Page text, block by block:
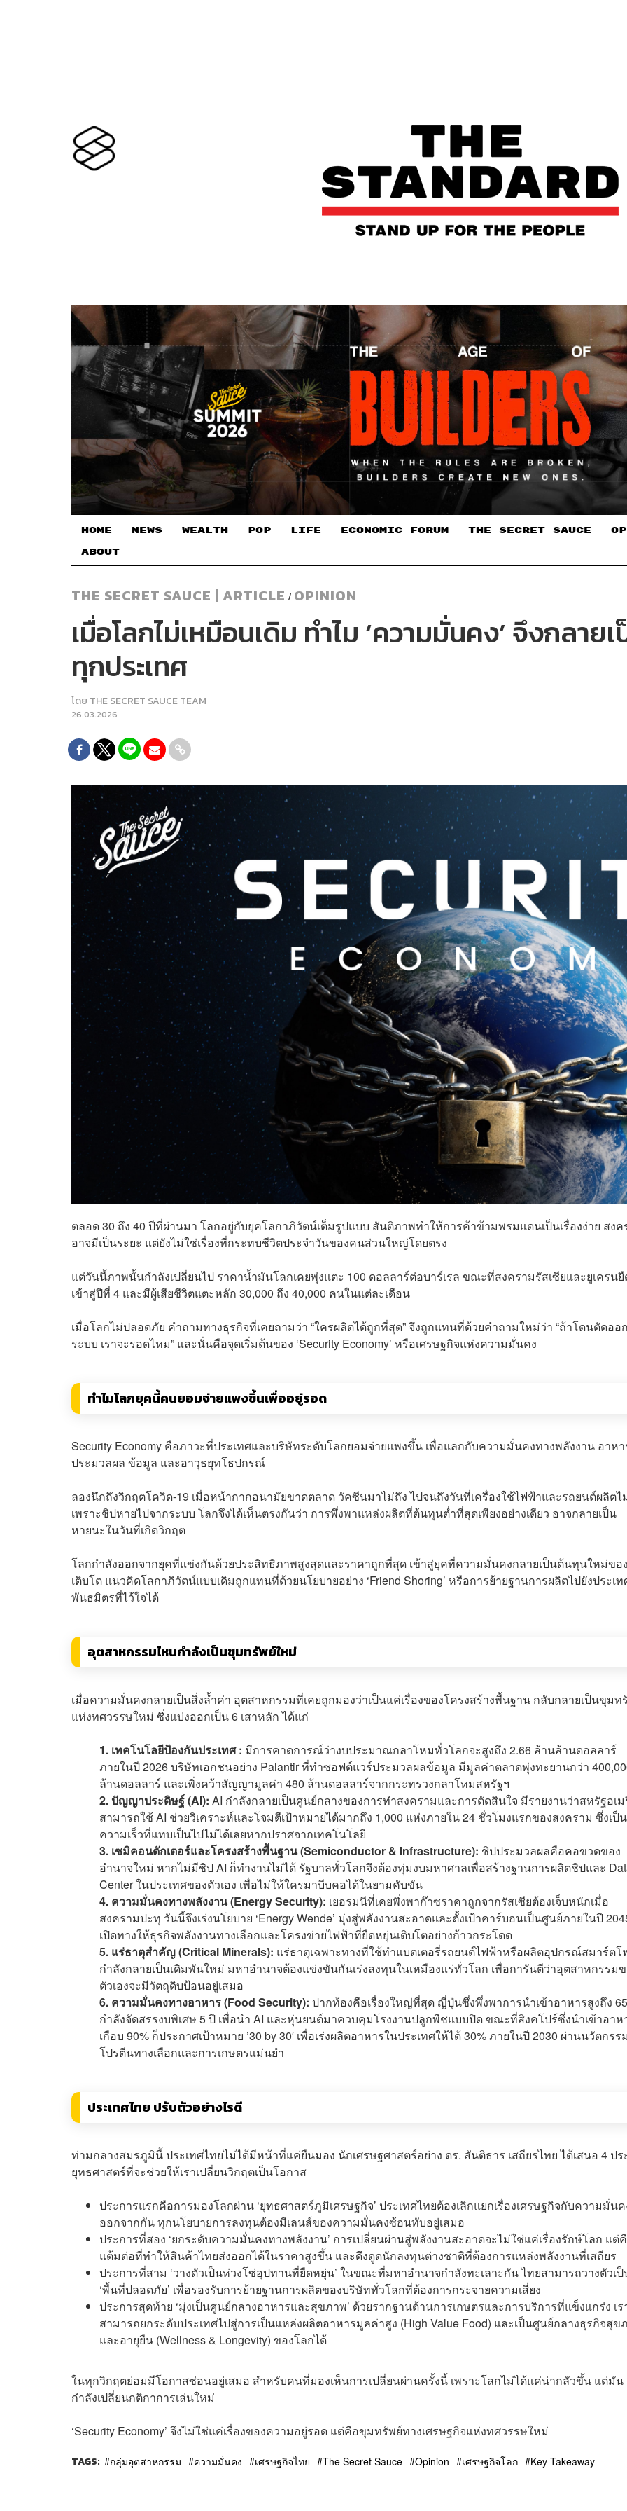
HOME NEWS WEALTH POP LIFE ECONOMIC FORUM THE SECRET SAUCE​
ABOUT
THE SECRET SAUCE | ARTICLE / OPINION
เมื่อโลกไม่เหมือนเดิม ทำไม ‘ความมั่นคง’ จึงกลา
ทุกประเทศ
โดย THE SECRET SAUCE TEAM
26.03.2026
ตลอด 30 ถึง 40 ปีที่ผ่านมา โลกอยู่กับยุคโลกาภิวัตน์เต็มรูปแบบ สันติภาพทำให้การค้าข้ามพรมแดนเป็นเรื่องง่าย สงค
อาจมีเป็นระยะ แต่ยังไม่ใช่เรื่องที่กระทบชีวิตประจำวันของคนส่วนใหญ่โดยตรง
แต่วันนี้ภาพนั้นกำลังเปลี่ยนไป ราคาน้ำมันโลกเคยพุ่งแตะ 100 ดอลลาร์ต่อบาร์เรล ขณะที่สงครามรัสเซียและยูเครนยื
เข้าสู่ปีที่ 4 และมีผู้เสียชีวิตแตะหลัก 30,000 ถึง 40,000 คนในแต่ละเดือน
เมื่อโลกไม่ปลอดภัย คำถามทางธุรกิจที่เคยถามว่า “ใครผลิตได้ถูกที่สุด” จึงถูกแทนที่ด้วยคำถามใหม่ว่า “ถ้าโดนตัดออ
ระบบ เราจะรอดไหม” และนั่นคือจุดเริ่มต้นของ ‘Security Economy’ หรือเศรษฐกิจแห่งความมั่นคง
ทำไมโลกยุคนี้คนยอมจ่ายแพงขึ้นเพื่ออยู่รอด
Security Economy คือภาวะที่ประเทศและบริษัทระดับโลกยอมจ่ายแพงขึ้น เพื่อแลกกับความมั่นคงทางพลังงาน อาห
ประมวลผล ข้อมูล และอาวุธยุทโธปกรณ์
ลองนึกถึงวิกฤตโควิด-19 เมื่อหน้ากากอนามัยขาดตลาด วัคซีนมาไม่ถึง ไปจนถึงวันที่เครื่องใช้ไฟฟ้าและรถยนต์ผลิตไ
เพราะชิปหายไปจากระบบ โลกจึงได้เห็นตรงกันว่า การพึ่งพาแหล่งผลิตที่ต้นทุนต่ำที่สุดเพียงอย่างเดียว อาจกลายเป็น
หายนะในวันที่เกิดวิกฤต
โลกกำลังออกจากยุคที่แข่งกันด้วยประสิทธิภาพสูงสุดและราคาถูกที่สุด เข้าสู่ยุคที่ความมั่นคงกลายเป็นต้นทุนใหม่ขอ
เติบโต แนวคิดโลกาภิวัตน์แบบเดิมถูกแทนที่ด้วยนโยบายอย่าง ‘Friend Shoring’ หรือการย้ายฐานการผลิตไปยังประเท
พันธมิตรที่ไว้ใจได้
อุตสาหกรรมไหนกำลังเป็นขุมทรัพย์ใหม่
เมื่อความมั่นคงกลายเป็นสิ่งล้ำค่า อุตสาหกรรมที่เคยถูกมองว่าเป็นแค่เรื่องของโครงสร้างพื้นฐาน กลับกลายเป็นขุมท
แห่งทศวรรษใหม่ ซึ่งแบ่งออกเป็น 6 เสาหลัก ได้แก่
1. เทคโนโลยีป้องกันประเทศ : มีการคาดการณ์ว่างบประมาณกลาโหมทั่วโลกจะสูงถึง 2.66 ล้านล้านดอลลาร์
ภายในปี 2026 บริษัทเอกชนอย่าง Palantir ที่ทำซอฟต์แวร์ประมวลผลข้อมูล มีมูลค่าตลาดพุ่งทะยานกว่า
ล้านดอลลาร์ และเพิ่งคว้าสัญญามูลค่า 480 ล้านดอลลาร์จากกระทรวงกลาโหมสหรัฐฯ
2. ปัญญาประดิษฐ์ (AI): AI กำลังกลายเป็นศูนย์กลางของการทำสงครามและการตัดสินใจ มีรายงานว่าสหรัฐอเ
สามารถใช้ AI ช่วยวิเคราะห์และโจมตีเป้าหมายได้มากถึง 1,000 แห่งภายใน 24 ชั่วโมงแรกของสงคราม ซึ่งเป็น
ความเร็วที่แทบเป็นไปไม่ได้เลยหากปราศจากเทคโนโลยี
3. เซมิคอนดักเตอร์และโครงสร้างพื้นฐาน (Semiconductor & Infrastructure): ชิปประมวลผลคือคอขวดของ
อำนาจใหม่ หากไม่มีชิป AI ก็ทำงานไม่ได้ รัฐบาลทั่วโลกจึงต้องทุ่มงบมหาศาลเพื่อสร้างฐานการผลิตชิปและ
Center ในประเทศของตัวเอง เพื่อไม่ให้ใครมาบีบคอได้ในยามคับขัน
4. ความมั่นคงทางพลังงาน (Energy Security): เยอรมนีที่เคยพึ่งพาก๊าซราคาถูกจากรัสเซียต้องเจ็บหนักเมื่อ
สงครามปะทุ วันนี้จึงเร่งนโยบาย ‘Energy Wende’ มุ่งสู่พลังงานสะอาดและตั้งเป้าคาร์บอนเป็นศูนย์ภายในปี
เปิดทางให้ธุรกิจพลังงานทางเลือกและโครงข่ายไฟฟ้าที่ยืดหยุ่นเติบโตอย่างก้าวกระโดด
5. แร่ธาตุสำคัญ (Critical Minerals): แร่ธาตุเฉพาะทางที่ใช้ทำแบตเตอรี่รถยนต์ไฟฟ้าหรือผลิตอุปกรณ์สมาร์ตโ
กำลังกลายเป็นเดิมพันใหม่ มหาอำนาจต้องแข่งขันกันเร่งลงทุนในเหมืองแร่ทั่วโลก เพื่อการันตีว่าอุตสาหกรรม
ตัวเองจะมีวัตถุดิบป้อนอยู่เสมอ
6. ความมั่นคงทางอาหาร (Food Security): ปากท้องคือเรื่องใหญ่ที่สุด ญี่ปุ่นซึ่งพึ่งพาการนำเข้าอาหารสูงถึง
กำลังจัดสรรงบพิเศษ 5 ปี เพื่อนำ AI และหุ่นยนต์มาควบคุมโรงงานปลูกพืชแบบปิด ขณะที่สิงคโปร์ซึ่งนำเข้าอาห
เกือบ 90% ก็ประกาศเป้าหมาย ’30 by 30′ เพื่อเร่งผลิตอาหารในประเทศให้ได้ 30% ภายในปี 2030 ผ่านนวัตกรร
โปรตีนทางเลือกและการเกษตรแม่นยำ
ประเทศไทย ปรับตัวอย่างไรดี
ท่ามกลางสมรภูมินี้ ประเทศไทยไม่ได้มีหน้าที่แค่ยืนมอง นักเศรษฐศาสตร์อย่าง ดร. สันติธาร เสถียรไทย ได้เสนอ 4 ปร
ยุทธศาสตร์ที่จะช่วยให้เราเปลี่ยนวิกฤตเป็นโอกาส
ประการแรกคือการมองโลกผ่าน ‘ยุทธศาสตร์ภูมิเศรษฐกิจ’ ประเทศไทยต้องเลิกแยกเรื่องเศรษฐกิจกับความมั่น
ออกจากกัน ทุกนโยบายการลงทุนต้องมีเลนส์ของความมั่นคงซ้อนทับอยู่เสมอ
ประการที่สอง ‘ยกระดับความมั่นคงทางพลังงาน’ การเปลี่ยนผ่านสู่พลังงานสะอาดจะไม่ใช่แค่เรื่องรักษ์โลก แต่
แต้มต่อที่ทำให้สินค้าไทยส่งออกได้ในราคาสูงขึ้น และดึงดูดนักลงทุนต่างชาติที่ต้องการแหล่งพลังงานที่เสถียร
ประการที่สาม ‘วางตัวเป็นห่วงโซ่อุปทานที่ยืดหยุ่น’ ในขณะที่มหาอำนาจกำลังทะเลาะกัน ไทยสามารถวางตัวเ
‘พื้นที่ปลอดภัย’ เพื่อรองรับการย้ายฐานการผลิตของบริษัททั่วโลกที่ต้องการกระจายความเสี่ยง
ประการสุดท้าย ‘มุ่งเป็นศูนย์กลางอาหารและสุขภาพ’ ด้วยรากฐานด้านการเกษตรและการบริการที่แข็งแกร่ง เร
สามารถยกระดับประเทศไปสู่การเป็นแหล่งผลิตอาหารมูลค่าสูง (High Value Food) และเป็นศูนย์กลางธุรกิจสุข
และอายุยืน (Wellness & Longevity) ของโลกได้
ในทุกวิกฤตย่อมมีโอกาสซ่อนอยู่เสมอ สำหรับคนที่มองเห็นการเปลี่ยนผ่านครั้งนี้ เพราะโลกไม่ได้แค่น่ากลัวขึ้น แต่มัน
กำลังเปลี่ยนกติกาการเล่นใหม่
‘Security Economy’ จึงไม่ใช่แค่เรื่องของความอยู่รอด แต่คือขุมทรัพย์ทางเศรษฐกิจแห่งทศวรรษใหม่
TAGS: กลุ่มอุตสาหกรรม ความมั่นคง เศรษฐกิจไทย The Secret Sauce Opinion เศรษฐกิจโลก Key Takeaway